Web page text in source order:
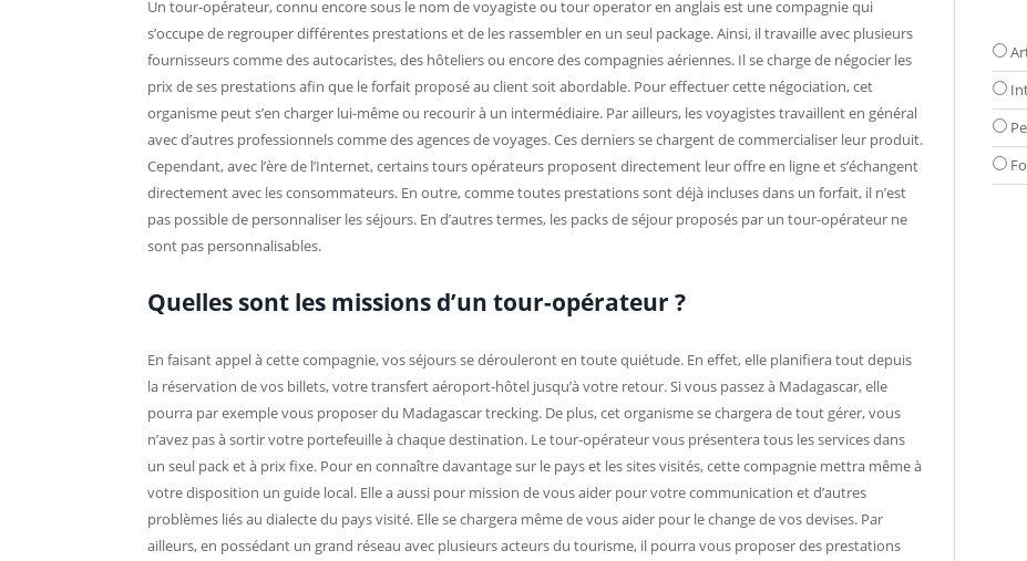
Un tour-opérateur, connu encore sous le nom de voyagiste ou tour operator en anglais est une compagnie qui
s’occupe de regrouper différentes prestations et de les rassembler en un seul package. Ainsi, il travaille avec plusieurs
fournisseurs comme des autocaristes, des hôteliers ou encore des compagnies aériennes. Il se charge de négocier les
prix de ses prestations afin que le forfait proposé au client soit abordable. Pour effectuer cette négociation, cet
organisme peut s’en charger lui-même ou recourir à un intermédiaire. Par ailleurs, les voyagistes travaillent en général
avec d’autres professionnels comme des agences de voyages. Ces derniers se chargent de commercialiser leur produit.
Cependant, avec l’ère de l’Internet, certains tours opérateurs proposent directement leur offre en ligne et s’échangent
directement avec les consommateurs. En outre, comme toutes prestations sont déjà incluses dans un forfait, il n’est
pas possible de personnaliser les séjours. En d’autres termes, les packs de séjour proposés par un tour-opérateur ne
sont pas personnalisables.
Quelles sont les missions d’un tour-opérateur ?
En faisant appel à cette compagnie, vos séjours se dérouleront en toute quiétude. En effet, elle planifiera tout depuis
la réservation de vos billets, votre transfert aéroport-hôtel jusqu’à votre retour. Si vous passez à Madagascar, elle
pourra par exemple vous proposer du Madagascar trecking. De plus, cet organisme se chargera de tout gérer, vous
n’avez pas à sortir votre portefeuille à chaque destination. Le tour-opérateur vous présentera tous les services dans
un seul pack et à prix fixe. Pour en connaître davantage sur le pays et les sites visités, cette compagnie mettra même à
votre disposition un guide local. Elle a aussi pour mission de vous aider pour votre communication et d’autres
problèmes liés au dialecte du pays visité. Elle se chargera même de vous aider pour le change de vos devises. Par
ailleurs, en possédant un grand réseau avec plusieurs acteurs du tourisme, il pourra vous proposer des prestations